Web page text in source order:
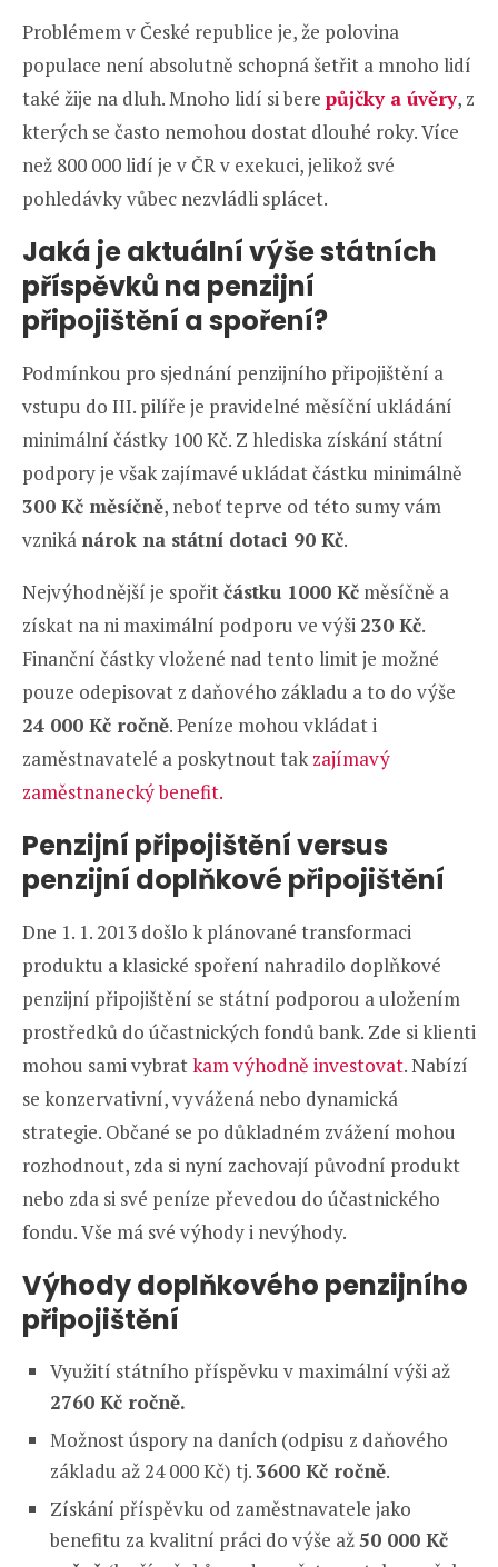
Problémem v České republice je, že polovina
populace není absolutně schopná šetřit a mnoho lidí
také žije na dluh. Mnoho lidí si bere půjčky a úvěry, z
kterých se často nemohou dostat dlouhé roky. Více
než 800 000 lidí je v ČR v exekuci, jelikož své
pohledávky vůbec nezvládli splácet.
Jaká je aktuální výše státních
příspěvků na penzijní
připojištění a spoření?
Podmínkou pro sjednání penzijního připojištění a
vstupu do III. pilíře je pravidelné měsíční ukládání
minimální částky 100 Kč. Z hlediska získání státní
podpory je však zajímavé ukládat částku minimálně
300 Kč měsíčně, neboť teprve od této sumy vám
vzniká nárok na státní dotaci 90 Kč.
Nejvýhodnější je spořitčástku 1000 Kč měsíčně a
získat na ni maximální podporu ve výši 230 Kč.
Finanční částky vložené nad tento limit je možné
pouze odepisovat z daňového základu a to do výše
24 000 Kč ročně. Peníze mohou vkládat i
zaměstnavatelé a poskytnout takzajímavý
zaměstnanecký benefit.
Penzijní připojištění versus
penzijní doplňkové připojištění
Dne 1. 1. 2013 došlo k plánované transformaci
produktu a klasické spoření nahradilo doplňkové
penzijní připojištění se státní podporou a uložením
prostředků do účastnických fondů bank. Zde si klienti
mohou sami vybratkam výhodně investovat. Nabízí
se konzervativní, vyvážená nebo dynamická
strategie. Občané se po důkladném zvážení mohou
rozhodnout, zda si nyní zachovají původní produkt
nebo zda si své peníze převedou do účastnického
fondu. Vše má své výhody i nevýhody.
Výhody doplňkového penzijního
připojištění
Využití státního příspěvku v maximální výši až
2760 Kč ročně.
Možnost úspory na daních (odpisu z daňového
základu až 24 000 Kč) tj. 3600 Kč ročně.
Získání příspěvku od zaměstnavatele jako
benefitu za kvalitní práci do výše až50 000 Kč